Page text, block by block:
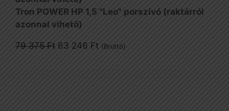
55
195 Ft.
45
Tron POWER HP 1,5 "Leo" porszívó (raktárról
azonnal vihető)
79 375Ft Original
63 246 FtCurrent
(Bruttó)